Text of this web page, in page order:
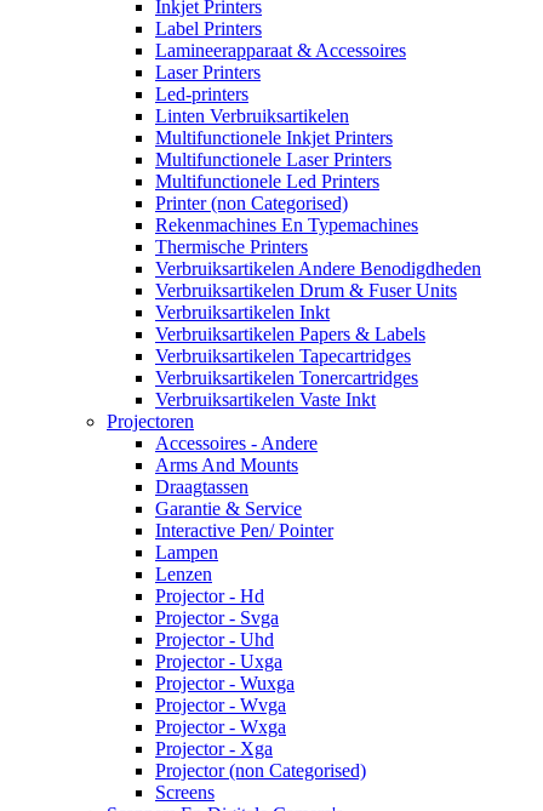
Inkjet Printers
Label Printers
Lamineerapparaat & Accessoires
Laser Printers
Led-printers
Linten Verbruiksartikelen
Multifunctionele Inkjet Printers
Multifunctionele Laser Printers
Multifunctionele Led Printers
Printer (non Categorised)
Rekenmachines En Typemachines
Thermische Printers
Verbruiksartikelen Andere Benodigdheden
Verbruiksartikelen Drum & Fuser Units
Verbruiksartikelen Inkt
Verbruiksartikelen Papers & Labels
Verbruiksartikelen Tapecartridges
Verbruiksartikelen Tonercartridges
Verbruiksartikelen Vaste Inkt
Projectoren
Accessoires - Andere
Arms And Mounts
Draagtassen
Garantie & Service
Interactive Pen/ Pointer
Lampen
Lenzen
Projector - Hd
Projector - Svga
Projector - Uhd
Projector - Uxga
Projector - Wuxga
Projector - Wvga
Projector - Wxga
Projector - Xga
Projector (non Categorised)
Screens